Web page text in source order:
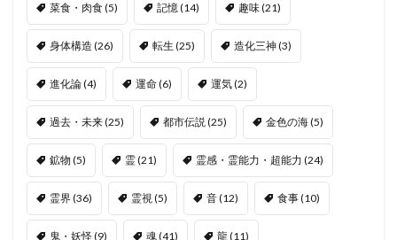
菜食・肉食(5) 記憶(14) 趣味(21)
身体構造 (26) 転生 (25) 造化三神(3)
進化論(4) 運命(6) 運気(2)
過去・未来(25) 都市伝説(25) 金色の海(5)
鉱物 (5) 霊(21) 霊感・霊能力・超能力 (24)
霊界(36) 霊視(5) 音(12) 食事(10)
鬼・妖怪(9) 魂(41) 龍(11)